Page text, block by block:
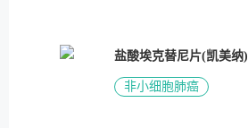
盐酸埃克替尼片(凯美纳)
非小细胞肺癌